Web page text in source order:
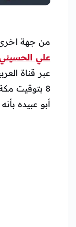
من جهة
علي
عبر قناة
8 بتوقيت
أبو عبيده